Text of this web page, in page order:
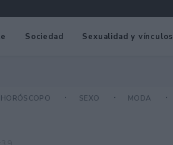
Sociedad Sexualidad y vínculos
HORÓSCOPO SEXO MODA